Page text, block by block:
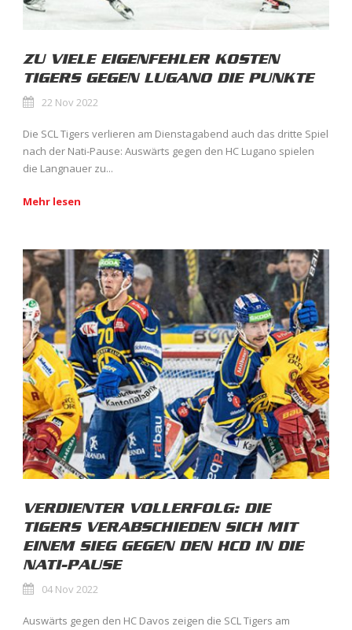
ZU VIELE EIGENFEHLER KOSTEN
TIGERS GEGEN LUGANO DIE PUNKTE
22 Nov 2022
Die SCL Tigers verlieren am Dienstagabend auch das dritte Spiel
nach der Nati-Pause: Auswärts gegen den HC Lugano spielen
die Langnauer zu...
Mehr lesen
VERDIENTER VOLLERFOLG: DIE
TIGERS VERABSCHIEDEN SICH MIT
EINEM SIEG GEGEN DEN HCD IN DIE
NATI-PAUSE
04 Nov 2022
Auswärts gegen den HC Davos zeigen die SCL Tigers am